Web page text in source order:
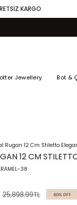
KARGO
Jewellery Bot &
Rugan 12 Cm Stiletto
12 CM
38
Regular
25,898.99TL 60% OFF